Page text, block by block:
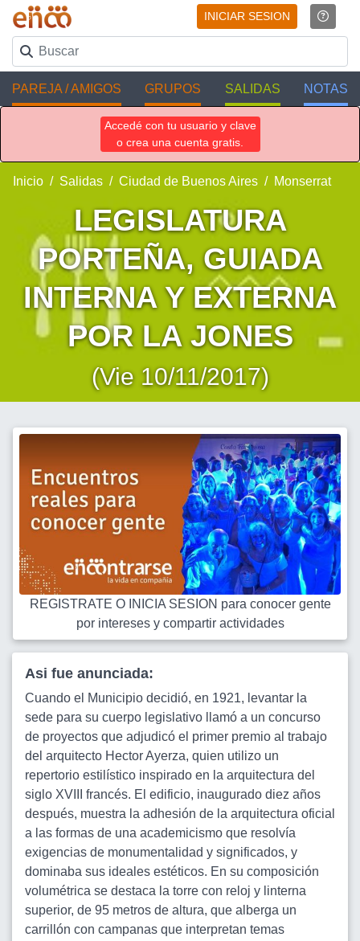
INICIAR SESION
PAREJA / AMIGOS GRUPOS SALIDAS NOTAS
Accedé con tu usuario y clave
o crea una cuenta gratis.
Inicio Salidas Ciudad de Buenos Aires Monserrat
LEGISLATURA
PORTEÑA, GUIADA
INTERNA Y EXTERNA
POR LA JONES
(Vie 10/11/2017)
REGISTRATE O INICIA SESION para conocer gente
por intereses y compartir actividades
Asi fue anunciada:
Cuando el Municipio decidió, en 1921, levantar la
sede para su cuerpo legislativo llamó a un concurso
de proyectos que adjudicó el primer premio al trabajo
del arquitecto Hector Ayerza, quien utilizo un
repertorio estilístico inspirado en la arquitectura del
siglo XVIII francés. El edificio, inaugurado diez años
después, muestra la adhesión de la arquitectura oficial
a las formas de una academicismo que resolvía
exigencias de monumentalidad y significados, y
dominaba sus ideales estéticos. En su composición
volumétrica se destaca la torre con reloj y linterna
superior, de 95 metros de altura, que alberga un
carrillón con campanas que interpretan temas